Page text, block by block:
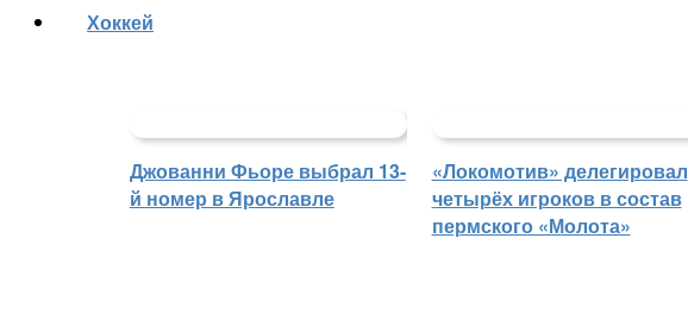
Хоккей
Джованни Фьоре выбрал 13-
й номер в Ярославле
«Локомотив» делегировал
четырёх игроков в состав
пермского «Молота»